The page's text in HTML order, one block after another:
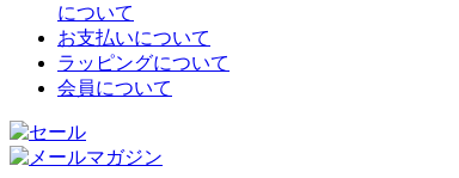
について
お支払いについて
ラッピングについて
会員について